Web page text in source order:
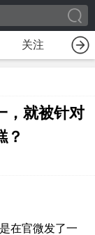
关注
，就被针对
？
在官微发了一